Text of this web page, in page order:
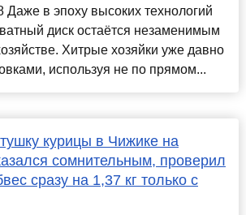
Даже в эпоху высоких технологий
диск остаётся незаменимым
Хитрые хозяйки уже давно
используя не по прямом...
курицы в Чижике на
сомнительным, проверил
сразу на 1,37 кг только с